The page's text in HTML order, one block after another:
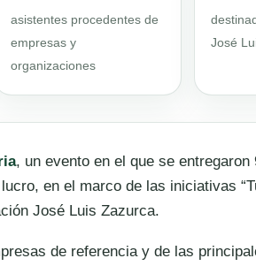
asistentes procedentes de
empresas y
organizaciones
José
, un evento en el que se entregaron
en el marco de las iniciativas
José Luis Zazurca.
de referencia y de las